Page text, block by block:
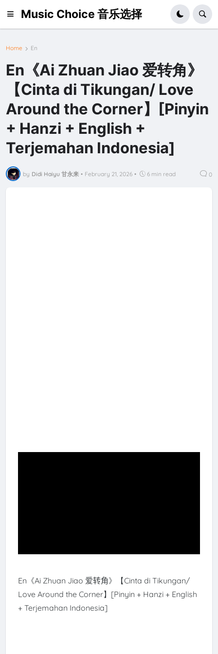
Music Choice 音乐选择
Home En
En《Ai Zhuan Jiao 爱转角》
【Cinta di Tikungan/ Love
Around the Corner】[Pinyin
+ Hanzi + English +
Terjemahan Indonesia]
by Didi Haiyu 甘永来 • February 21, 2026 • 6 min read 0
En《Ai Zhuan Jiao 爱转角》【Cinta di Tikungan/
Love Around the Corner】[Pinyin + Hanzi + English
+ Terjemahan Indonesia]